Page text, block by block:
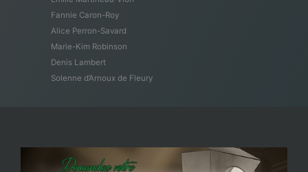
Fannie Caron-Roy
Alice Perron-Savard
Marie-Kim Robinson
Denis Lambert
Solenne d’Arnoux de Fleury